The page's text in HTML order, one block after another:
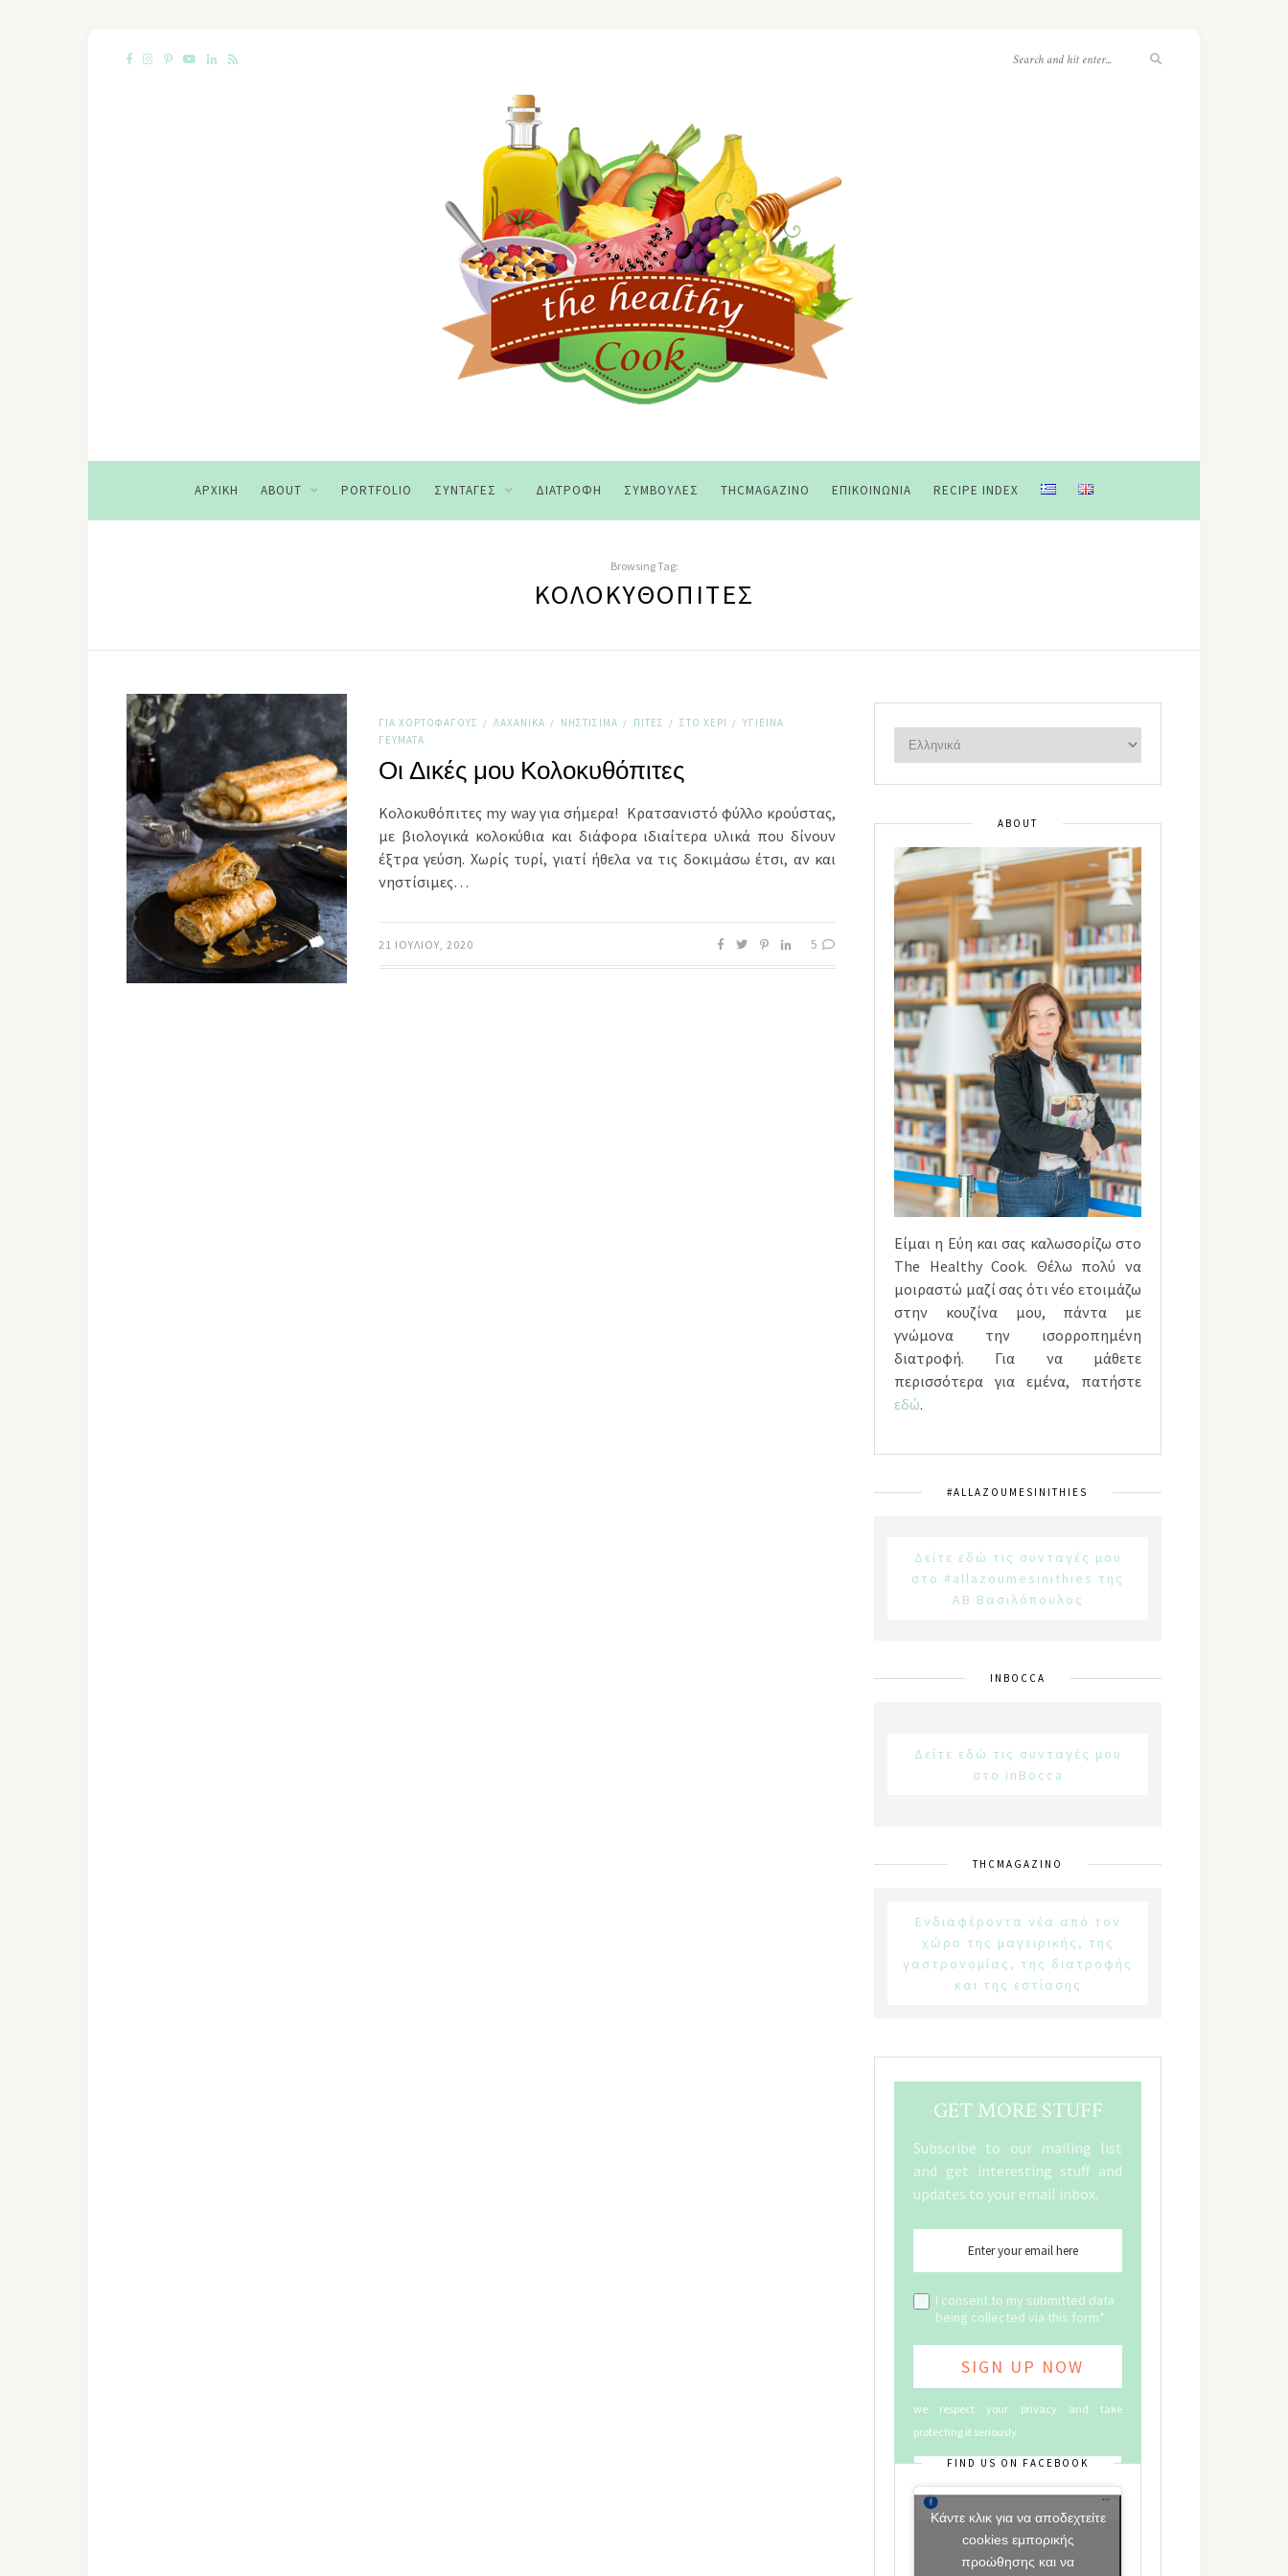
ΑΡΧΙΚΉ ABOUT PORTFOLIO ΣΥΝΤΑΓΈΣ ΔΙΑΤΡΟΦΉ ΣΥΜΒΟΥΛΈΣ THCMAGAZINO ΕΠΙΚΟΙΝΩΝΊΑ RECIPE INDEX
Browsing Tag:
ΚΟΛΟΚΥΘΌΠΙΤΕΣ
ΓΙΑ ΧΟΡΤΟΦΆΓΟΥΣ / ΛΑΧΑΝΙΚΆ / ΝΗΣΤΊΣΙΜΑ / ΠΊΤΕΣ / ΣΤΟ ΧΈΡΙ /
ΥΓΙΕΙΝΆ
ΓΕΎΜΑΤΑ
Οι Δικές μου Κολοκυθόπιτες
Κολοκυθόπιτες my way για σήμερα! Κρατσανιστό φύλλο κρούστας,
με βιολογικά κολοκύθια και διάφορα ιδιαίτερα υλικά που δίνουν
έξτρα γεύση. Χωρίς τυρί, γιατί ήθελα να τις δοκιμάσω έτσι, αν και
νηστίσιμες…
21 ΙΟΥΛΊΟΥ, 2020 5
ABOUT
Είμαι η Εύη και σας καλωσορίζω στο
The Healthy Cook. Θέλω πολύ να
μοιραστώ μαζί σας ότι νέο ετοιμάζω
στην κουζίνα μου, πάντα με
γνώμονα την ισορροπημένη
διατροφή. Για να μάθετε
περισσότερα για εμένα, πατήστε
εδώ.
#ALLAZOUMESINITHIES
Δείτε εδώ τις συνταγές μου
στο #allazoumesinithies της
ΑΒ Βασιλόπουλος
INBOCCA
Δείτε εδώ τις συνταγές μου
στο inBocca
THCMAGAZINO
Ενδιαφέροντα νέα από τον
χώρο της μαγειρικής, της
γαστρονομίας, της διατροφής
και της εστίασης
GET MORE STUFF
Subscribe to our mailing list
and get interesting stuff and
updates to your email inbox.
I consent to my submitted data
being collected via this form*
we respect your privacy and take
protecting it seriously
FIND US ON FACEBOOK
Κάντε κλικ για να αποδεχτείτε
cookies εμπορικής
προώθησης και να